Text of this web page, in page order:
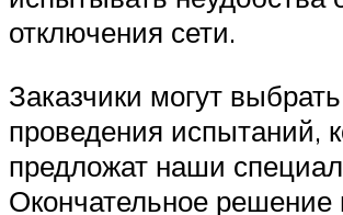
отключения сети.
Заказчики могут
проведения испытаний,
предложат наши
Окончательное решение